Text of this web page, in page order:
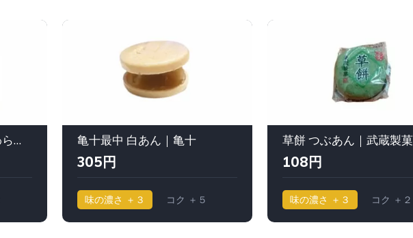
宇治ほうじ茶もちふわ わらびもち（祇園辻利コラボ）｜ミスタードーナツ 亀十最中 白あん｜亀十
305円
味の濃さ ＋３ コク ＋５
草餅 つぶあん｜武蔵製菓
108円
味の濃さ ＋３ コク ＋２